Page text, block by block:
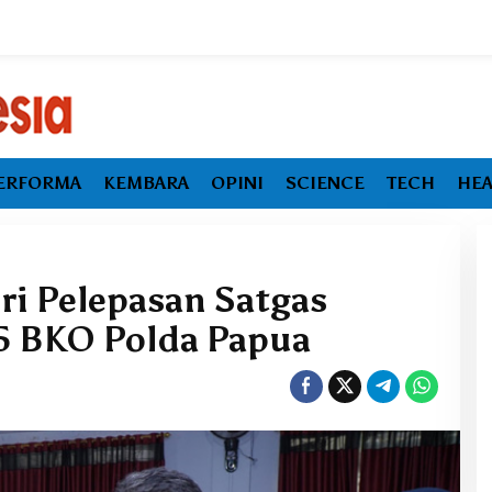
KEMBARA OPINI SCIENCE TECH
Pelepasan Satgas
Polda Papua
HS 28
Booming Hilirisasi Logam Angkat
Masih Ada